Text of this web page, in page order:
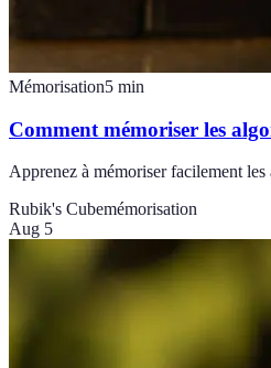
Mémorisation5 min
Comment mémoriser les
Apprenez à mémoriser facilement
Rubik's Cubemémorisation
Aug 5